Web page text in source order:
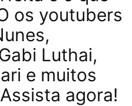
os youtubers
Luthai,
e muitos
agora!